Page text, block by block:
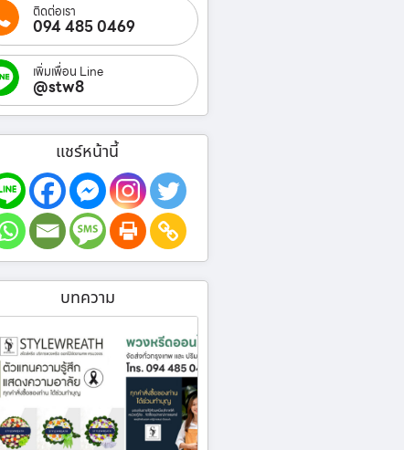
ติดต่อเรา
094 485 0469
เพิ่มเพื่อน Line
@stw8
แชร์หน้านี้
บทความ